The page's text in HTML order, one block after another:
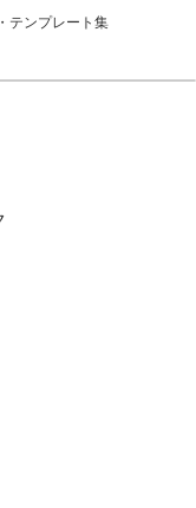
テンプレート集